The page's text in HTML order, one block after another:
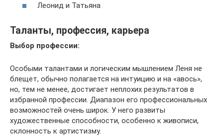
Леонид и Татьяна
Таланты, профессия, карьера
Выбор профессии:
Особыми талантами и логическим мышлением Леня не
блещет, обычно полагается на интуицию и на «авось»,
но, тем не менее, достигает неплохих результатов в
избранной профессии. Диапазон его профессиональных
возможностей очень широк. У него развиты
художественные способности, особенно к живописи,
склонность к артистизму.